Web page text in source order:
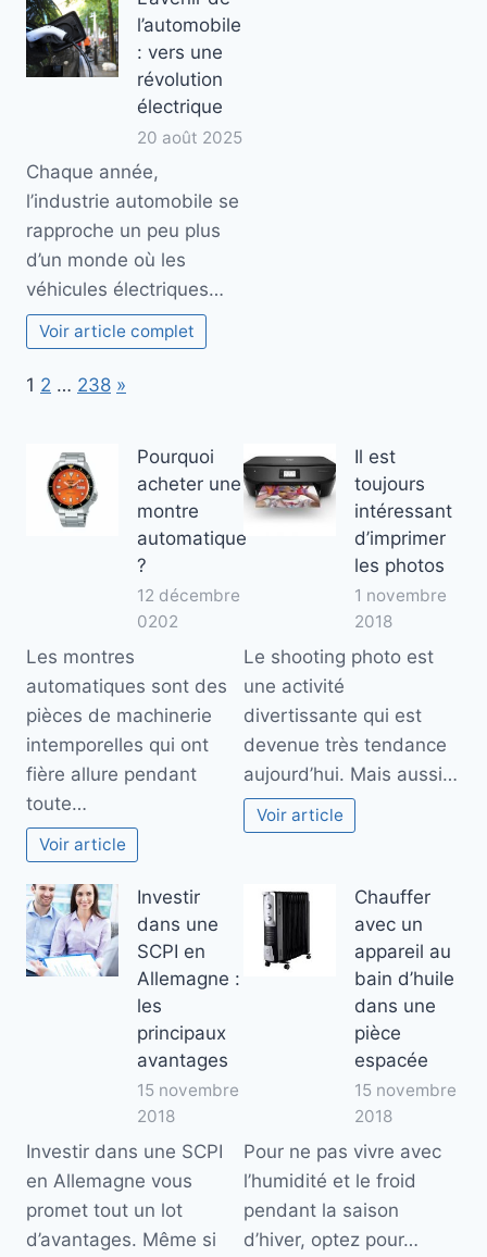
l’automobile
: vers une
révolution
électrique
20 août 2025
Chaque année,
l’industrie automobile se
rapproche un peu plus
d’un monde où les
véhicules électriques…
Voir article complet
Page:
1 2 … 238 Next
»
Pourquoi
acheter une
montre
automatique
?
12 décembre
0202
Les montres
automatiques sont des
pièces de machinerie
intemporelles qui ont
fière allure pendant
toute…
Voir article
Il est
toujours
intéressant
d’imprimer
les photos
1 novembre
2018
Le shooting photo est
une activité
divertissante qui est
devenue très tendance
aujourd’hui. Mais aussi…
Voir article
Investir
dans une
SCPI en
Allemagne :
les
principaux
avantages
15 novembre
2018
Investir dans une SCPI
en Allemagne vous
promet tout un lot
d’avantages. Même si
Chauffer
avec un
appareil au
bain d’huile
dans une
pièce
espacée
15 novembre
2018
Pour ne pas vivre avec
l’humidité et le froid
pendant la saison
d’hiver, optez pour…